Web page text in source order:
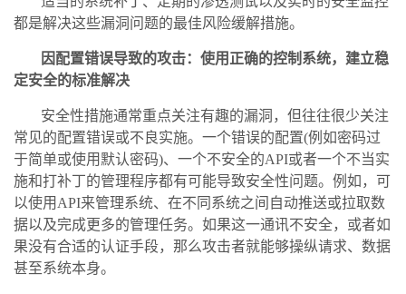
都是解决这些漏洞问题的最佳风险缓解措施。
因配置错误导致的攻击：使用正确的控制系统，建立稳
定安全的标准解决
安全性措施通常重点关注有趣的漏洞，但往往很少关注
常见的配置错误或不良实施。一个错误的配置(例如密码过
于简单或使用默认密码)、一个不安全的API或者一个不当实
施和打补丁的管理程序都有可能导致安全性问题。例如，可
以使用API来管理系统、在不同系统之间自动推送或拉取数
据以及完成更多的管理任务。如果这一通讯不安全，或者如
果没有合适的认证手段，那么攻击者就能够操纵请求、数据
甚至系统本身。